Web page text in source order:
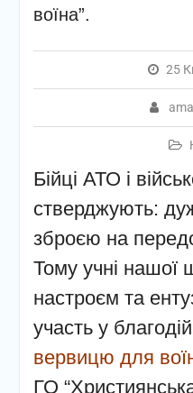
воїна”.
25
Бійці АТО і
стверджують:
зброєю на
Тому учні нашої
настроєм та
участь у
вервицю для
ГО